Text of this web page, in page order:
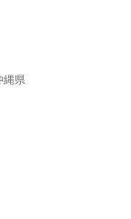
縄県